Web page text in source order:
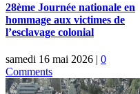
28ème Journée nationale en
hommage aux victimes de
l’esclavage colonial
samedi 16 mai 2026 | 0
Comments